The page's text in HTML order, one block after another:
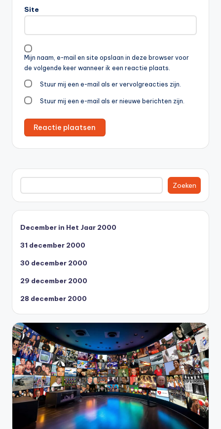
Site
Mijn naam, e-mail en site opslaan in deze browser voor
de volgende keer wanneer ik een reactie plaats.
Stuur mij een e-mail als er vervolgreacties zijn.
Stuur mij een e-mail als er nieuwe berichten zijn.
Zoeken
Zoeken
December in Het Jaar 2000
31 december 2000
30 december 2000
29 december 2000
28 december 2000